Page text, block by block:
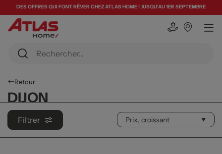
DES OFFRES QUI FONT RÊVER CHEZ ATLAS HOME ! JUSQU'AU 1ER SEPTEMBRE
Retour
DIJON
Filtrer